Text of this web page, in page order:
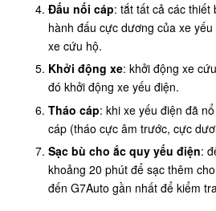
Đấu nối cáp: tắt tất cả các thiết
hành đấu cực dương của xe
xe cứu hộ.
Khởi động xe: khởi động xe
đó khởi động xe yếu điện.
Tháo cáp: khi xe yếu điện đã
cáp (tháo cực âm trước, cực
Sạc bù cho ắc quy yếu điện:
khoảng 20 phút để sạc thêm
đến G7Auto gần nhất để kiểm